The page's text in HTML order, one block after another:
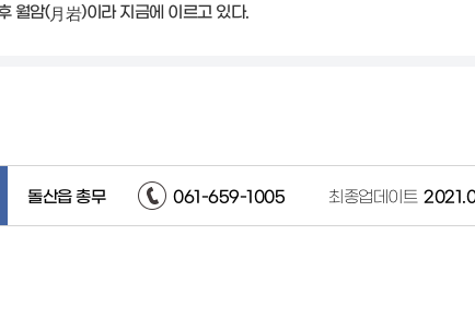
월암(月岩)이라 지금에 이르고 있다.
돌산읍 총무 061-659-1005 최종업데이트